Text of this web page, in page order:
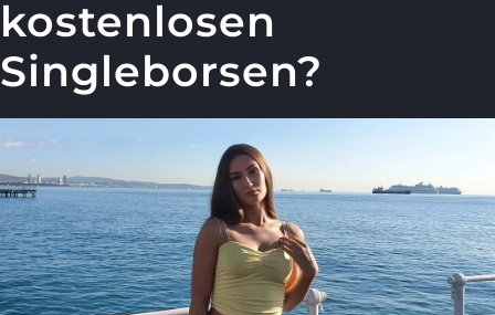
kostenlosen
Singleborsen?